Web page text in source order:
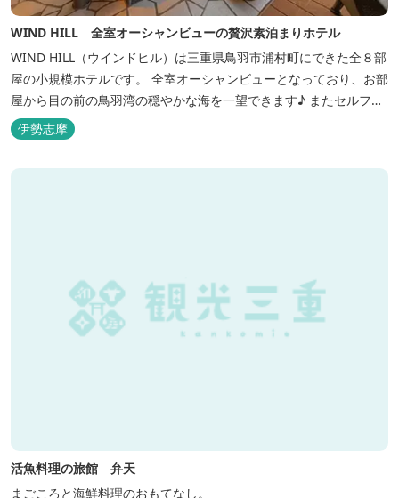
WIND HILL 全室オーシャンビューの贅沢素泊まりホテル
WIND HILL（ウインドヒル）は三重県鳥羽市浦村町にできた全８部
屋の小規模ホテルです。 全室オーシャンビューとなっており、お部
屋から目の前の鳥羽湾の穏やかな海を一望できます♪ またセルフチ
ェックイン方式を採用しているため、好きな時間に非対面でチェッ
クインが可能です。 食事提供や接客サービスがない分、リーズナブ
ルな料金で宿泊が可能なため、観光目的の拠点としてぜひご利用く
伊勢志摩
活魚料理の旅館 弁天
まごころと海鮮料理のおもてなし。